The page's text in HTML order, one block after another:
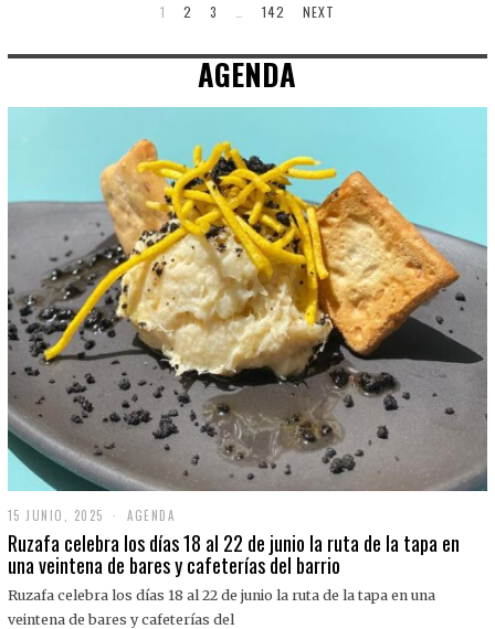
1 2 3 142 NEXT
AGENDA
15 JUNIO, 2025
J
U
I
O
AGENDA
Ruzafa celebra los días 18 al 22 de junio la ruta de la tapa en
una veintena de bares y cafeterías del barrio
Ruzafa celebra los días 18 al 22 de junio la ruta de la tapa en una
veintena de bares y cafeterías del